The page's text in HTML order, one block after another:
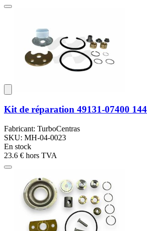
Kit de réparation 49131-07400
Fabricant: TurboCentras
SKU: MH-04-0023
En stock
23.6 € hors TVA